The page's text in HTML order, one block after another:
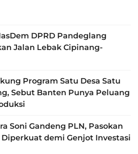
DPRD Pandeglang
Jalan Lebak Cipinang-
Program Satu Desa Satu
Sebut Banten Punya Peluang
Soni Gandeng PLN, Pasokan
demi Genjot Investasi